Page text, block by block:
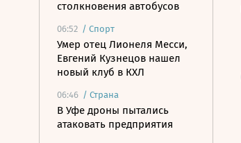
столкновения автобусов
06:52 / Спорт
Умер отец Лионеля Месси,
Евгений Кузнецов нашел
новый клуб в КХЛ
06:46 / Страна
В Уфе дроны пытались
атаковать предприятия